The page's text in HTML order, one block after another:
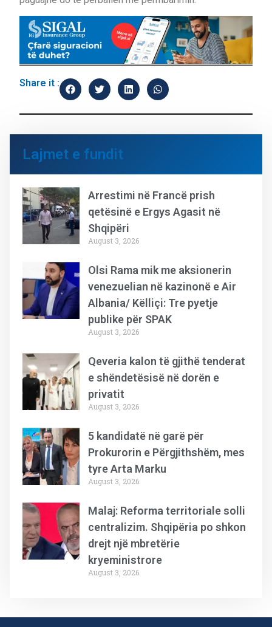
Share it :
Lajmet e fundit
Arrestimi në Francë prish
qetësinë e Ergys Agasit në
Shqipëri
August 3, 2026
Olsi Rama mik me aksionerin
venezuelian në kazinonë e Air
Albania/ Këlliçi: Tre pyetje
publike për SPAK
August 3, 2026
Qeveria kalon të gjithë tenderat
e shëndetësisë në dorën e
privatit
August 3, 2026
5 kandidatë në garë për
Prokurorin e Përgjithshëm, mes
tyre Arta Marku
August 3, 2026
Malaj: Reforma territoriale solli
centralizim. Shqipëria po shkon
drejt një mbretërie
kryeministrore
August 3, 2026